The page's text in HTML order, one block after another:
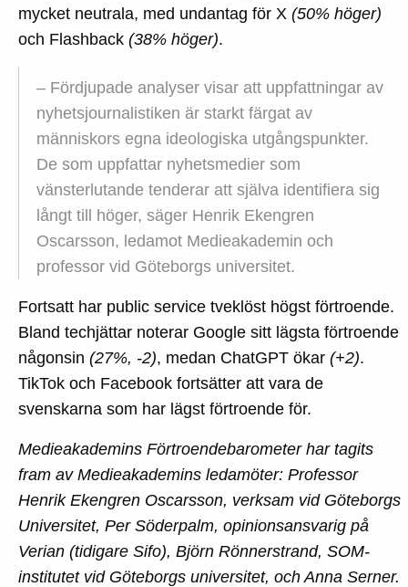
mycket neutrala, med undantag för X (50% höger)
och Flashback (38% höger).
– Fördjupade analyser visar att uppfattningar av
nyhetsjournalistiken är starkt färgat av
människors egna ideologiska utgångspunkter.
De som uppfattar nyhetsmedier som
vänsterlutande tenderar att själva identifiera sig
långt till höger, säger Henrik Ekengren
Oscarsson, ledamot Medieakademin och
professor vid Göteborgs universitet.
Fortsatt har public service tveklöst högst förtroende.
Bland techjättar noterar Google sitt lägsta förtroende
någonsin (27%, -2), medan ChatGPT ökar (+2).
TikTok och Facebook fortsätter att vara de
svenskarna som har lägst förtroende för.
Medieakademins Förtroendebarometer har tagits
fram av Medieakademins ledamöter: Professor
Henrik Ekengren Oscarsson, verksam vid Göteborgs
Universitet, Per Söderpalm, opinionsansvarig på
Verian (tidigare Sifo), Björn Rönnerstrand, SOM-
institutet vid Göteborgs universitet, och Anna Serner.